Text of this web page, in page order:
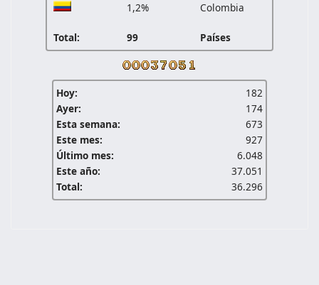
1,2%
Colombia
Total: 99 Países
Hoy:
182
Ayer:
174
Esta semana:
673
Este mes:
927
Último mes:
6.048
Este año:
37.051
Total:
36.296